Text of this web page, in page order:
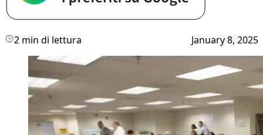
2 min di lettura January 8, 2025